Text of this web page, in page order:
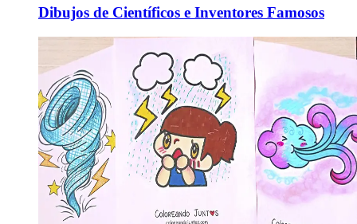
Dibujos de Científicos e Inventores Famosos